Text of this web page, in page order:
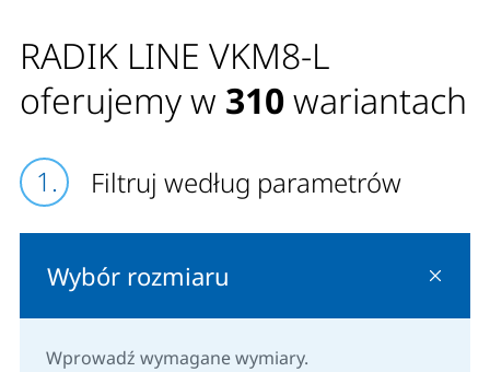
RADIK LINE VKM8-L
oferujemy w 310wariantach
Filtruj według parametrów
Wybór rozmiaru
Wprowadź wymagane wymiary.